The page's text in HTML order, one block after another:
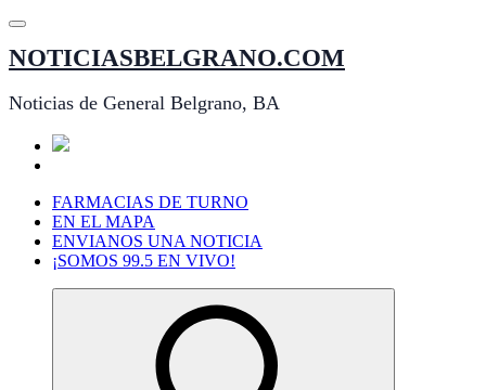
Saltar
contenido
NOTICIASBELGRANO.COM
Noticias de General Belgrano, BA
FARMACIAS DE TURNO
EN EL MAPA
ENVIANOS UNA NOTICIA
¡SOMOS 99.5 EN VIVO!